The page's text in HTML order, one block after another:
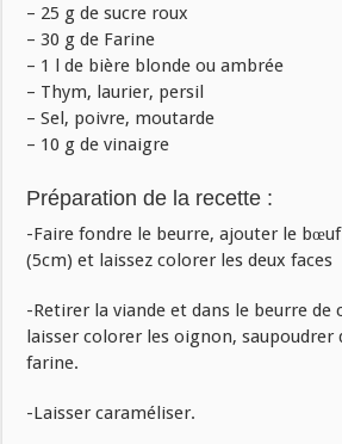
– 25 g de sucre roux
– 30 g de Farine
– 1 l de bière blonde ou ambrée
– Thym, laurier, persil
– Sel, poivre, moutarde
– 10 g de vinaigre
Préparation de la recette :
-Faire fondre le beurre, ajouter le
(5cm) et laissez colorer les deux faces
-Retirer la viande et dans le beurre de
laisser colorer les oignon, saupoudrer
farine.
-Laisser caraméliser.